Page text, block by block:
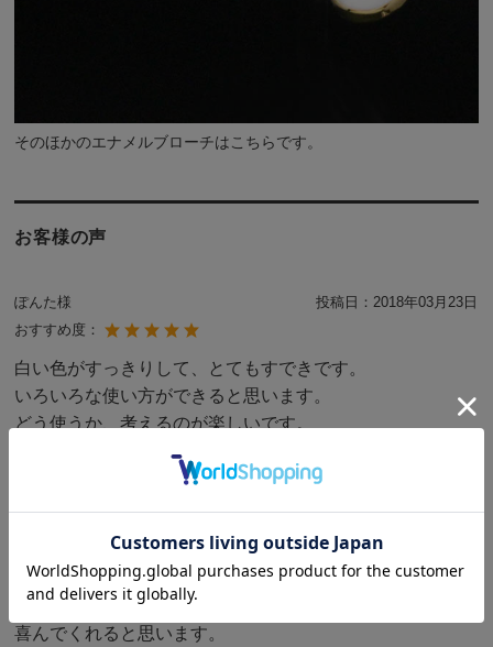
そのほかのエナメルブローチは こちらです。
お客様の声
ぽんた様 投稿日： 2018年03月23日
おすすめ度：
白い色がすっきりして、とてもすできです。
いろいろな使い方ができると思います。
どう使うか、考えるのが楽しいです。
服にも、バッグにも、つけて楽しみます。
しーちゃん。様 投稿日：2018年02月10日
プレゼントするためにこのサイトを利用しました。
ブローチはイメージ通りのものが届きました！
喜んでくれると思います。